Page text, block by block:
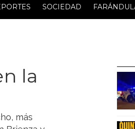
SOCIEDAD
la
más